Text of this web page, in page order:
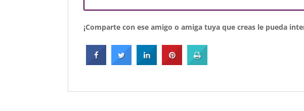
¡Comparte con ese amigo o amiga tuya que creas le pueda